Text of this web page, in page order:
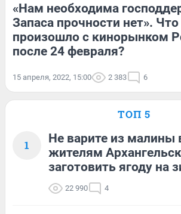
«Нам необходима
Запаса прочности нет». Что
произошло с кинорынком
после 24 февраля?
15 апреля, 2022, 15:00 2 383 6
ТОП 5
1
Не варите из малины
жителям
заготовить ягоду на
22 990 4